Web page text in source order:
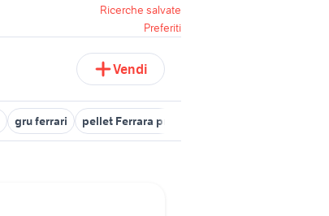
Ricerche salvate
Preferiti
Vendi
gru ferrari pellet Ferrara provincia